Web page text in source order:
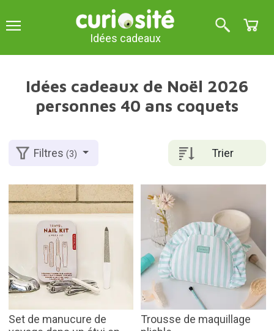
Idées cadeaux
Idées cadeaux de Noël 2026
personnes 40 ans coquets
Trier
Filtres(3)
Set de manucure de
Trousse de maquillage